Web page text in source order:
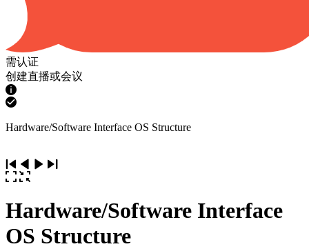
需认证
创建直播或会议
Hardware/Software Interface OS Structure
Hardware/Software Interface
OS Structure